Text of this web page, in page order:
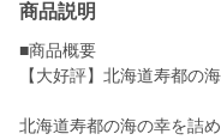
商品説明
■商品概要
【大好評】北海道寿都の
北海道寿都の海の幸を詰